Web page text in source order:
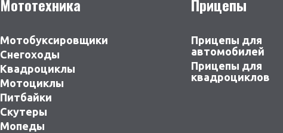
Мототехника
Мотобуксировщики
Снегоходы
Квадроциклы
Мотоциклы
Питбайки
Скутеры
Мопеды
Прицепы
Прицепы для
автомобилей
Прицепы для
квадроциклов